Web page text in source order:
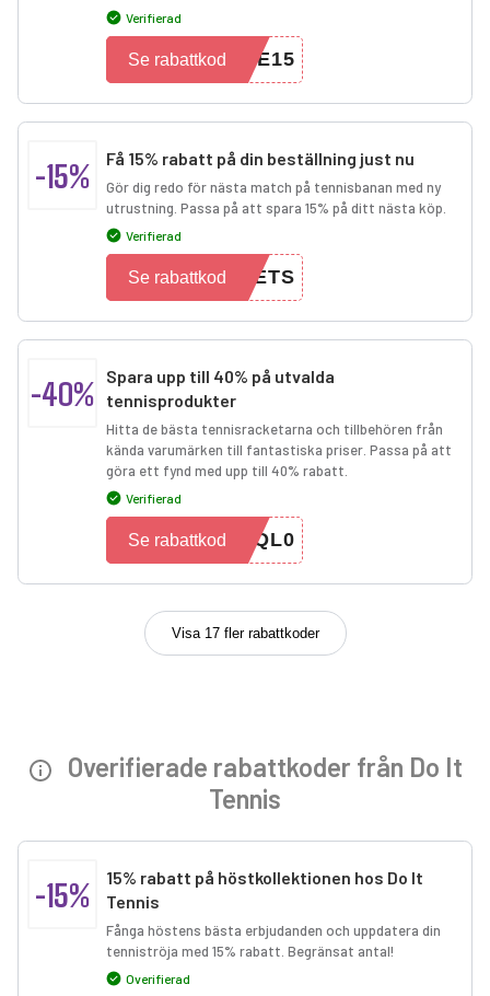
Verifierad
IE15
Se rabattkod
-15% Få 15% rabatt på din beställning just nu
Gör dig redo för nästa match på tennisbanan med ny
utrustning. Passa på att spara 15% på ditt nästa köp.
Verifierad
UETS
Se rabattkod
-40%
Spara upp till 40% på utvalda
tennisprodukter
Hitta de bästa tennisracketarna och tillbehören från
kända varumärken till fantastiska priser. Passa på att
göra ett fynd med upp till 40% rabatt.
Verifierad
FQL0
Se rabattkod
Visa 17 fler rabattkoder
Overifierade rabattkoder från Do It
Tennis
-15%
15% rabatt på höstkollektionen hos Do It
Tennis
Fånga höstens bästa erbjudanden och uppdatera din
tenniströja med 15% rabatt. Begränsat antal!
Overifierad